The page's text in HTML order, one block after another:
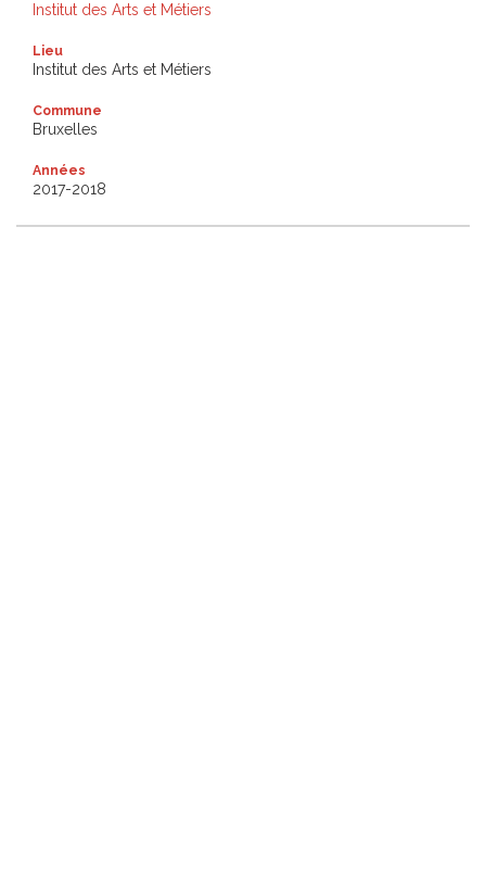
Institut des Arts et Métiers
Lieu
Institut des Arts et Métiers
Commune
Bruxelles
Années
2017-2018